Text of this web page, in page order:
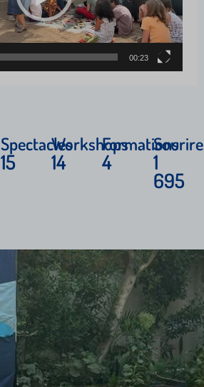
00:23
Spectacles
15
Workshops
14
Formations
4 1
695